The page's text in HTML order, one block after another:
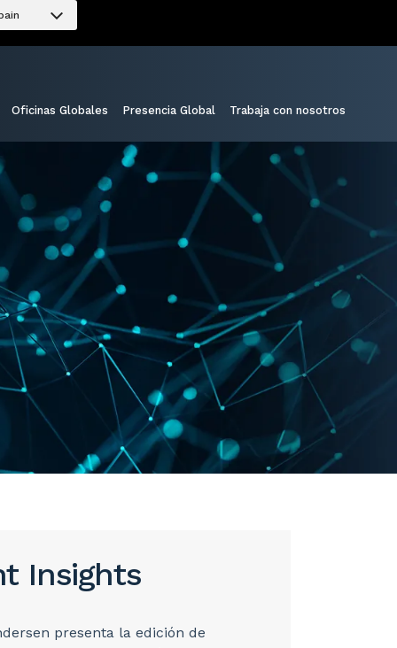
Oficinas Globales Presencia Global Trabaja con nosotros
Insights
presenta la edición de